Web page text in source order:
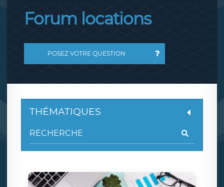
Forum locations
POSEZ VOTRE QUESTION
THÉMATIQUES